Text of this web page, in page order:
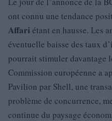
ont connu une tendance
Affari étant en hausse. Les
éventuelle baisse des taux
pourrait stimuler davantage
Commission européenne a
Pavilion par Shell, une
problème de concurrence,
continue du paysage